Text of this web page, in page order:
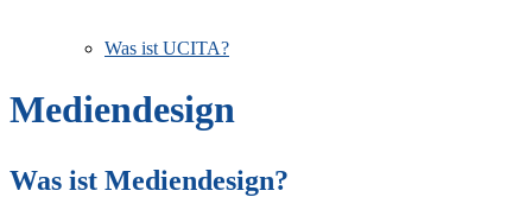
Was ist UCITA?
Mediendesign
Was ist Mediendesign?